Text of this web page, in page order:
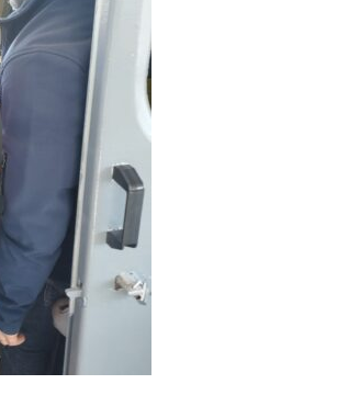
3
2
4
3